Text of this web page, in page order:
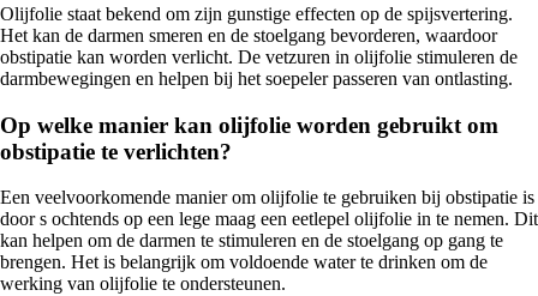
Olijfolie staat bekend om zijn gunstige effecten op de spijsvertering.
Het kan de darmen smeren en de stoelgang bevorderen, waardoor
obstipatie kan worden verlicht. De vetzuren in olijfolie stimuleren de
darmbewegingen en helpen bij het soepeler passeren van ontlasting.
Op welke manier kan olijfolie worden gebruikt om
obstipatie te verlichten?
Een veelvoorkomende manier om olijfolie te gebruiken bij obstipatie is
door s ochtends op een lege maag een eetlepel olijfolie in te nemen. Dit
kan helpen om de darmen te stimuleren en de stoelgang op gang te
brengen. Het is belangrijk om voldoende water te drinken om de
werking van olijfolie te ondersteunen.